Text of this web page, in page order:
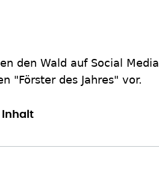
den Wald auf Social Media
"Förster des Jahres" vor.
Inhalt